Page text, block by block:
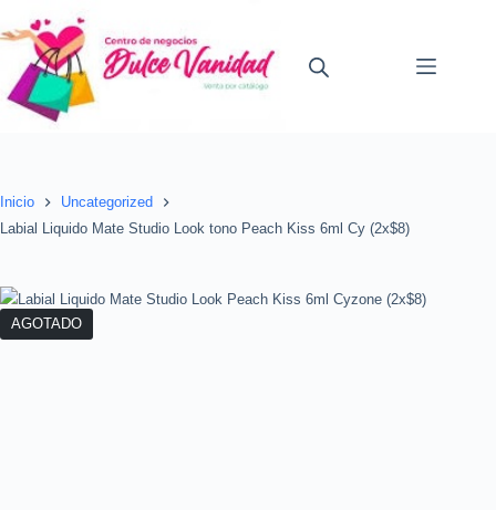
al
contenido
Inicio
Uncategorized
Labial Liquido Mate Studio Look tono Peach Kiss 6ml Cy (2x$8)
AGOTADO